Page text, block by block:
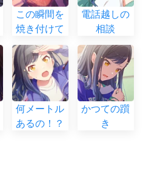
この瞬間を
焼き付けて
電話越しの
相談
何メートル
あるの！？
かつての躓
き